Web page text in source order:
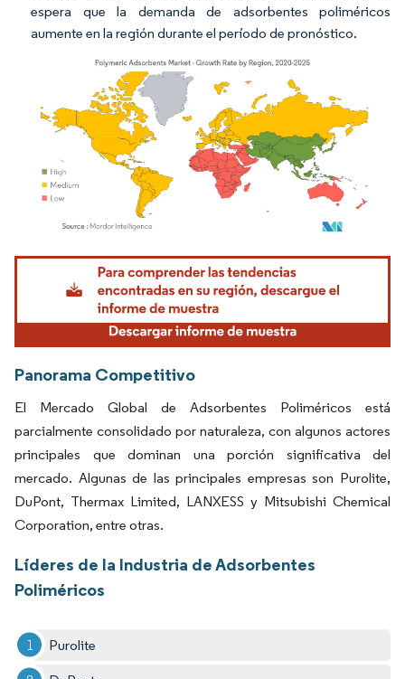
espera que la demanda de adsorbentes poliméricos
aumente en la región durante el período de pronóstico.
Imagen © Mordor Intelligence. El uso requiere atribución según CC BY 4.0.
Panorama Competitivo
El Mercado Global de Adsorbentes Poliméricos está
parcialmente consolidado por naturaleza, con algunos actores
principales que dominan una porción significativa del
mercado. Algunas de las principales empresas son Purolite,
DuPont, Thermax Limited, LANXESS y Mitsubishi Chemical
Corporation, entre otras.
Líderes de la Industria de Adsorbentes
Poliméricos
Purolite